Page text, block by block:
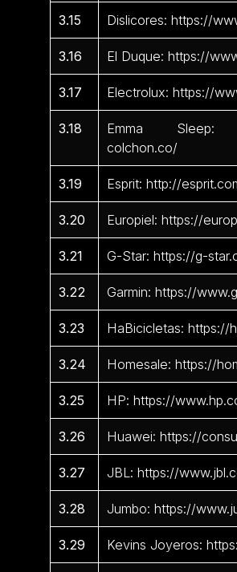
3.15 Dislicores: https://
3.16 El Duque: https://
3.17 Electrolux: https://
3.18
Emma Sleep:
colchon.co/
3.19 Esprit: http://
3.20 Europiel: https://
3.21 G-Star: https://g-
3.22 Garmin: https://
3.23 HaBicicletas: https://
3.24 Homesale: https://
3.25 HP: https://
3.26 Huawei: https://
3.27 JBL: https://
3.28 Jumbo: https://
3.29 Kevins Joyeros: